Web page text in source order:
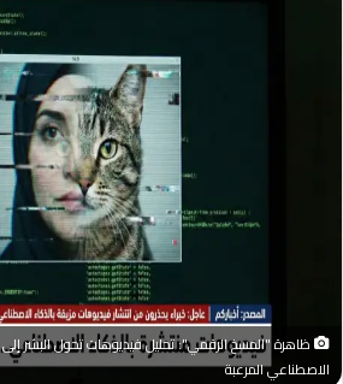
ظاهرة "المسخ الرقمي": تحليل فيديوهات تحول البشر
الاصطناعي المرعبة